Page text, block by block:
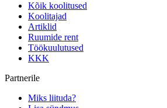
Kõik koolitused
Koolitajad
Artiklid
Ruumide rent
Töökuulutused
KKK
Partnerile
Miks liituda?